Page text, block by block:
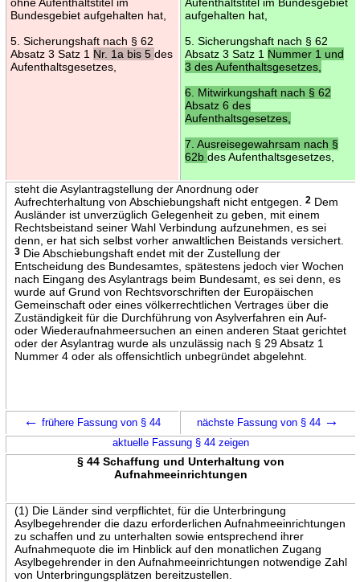
Bundesgebiet aufgehalten hat,
5. Sicherungshaft nach § 62
Absatz 3 Satz 1 Nr. 1a bis 5 des
Aufenthaltsgesetzes,
aufgehalten hat,
5. Sicherungshaft nach § 62
Absatz 3 Satz 1 Nummer 1 und
3 des Aufenthaltsgesetzes,
6. Mitwirkungshaft nach § 62
Absatz 6 des
Aufenthaltsgesetzes,
7. Ausreisegewahrsam nach §
62b des Aufenthaltsgesetzes,
steht die Asylantragstellung der Anordnung oder
Aufrechterhaltung von Abschiebungshaft nicht entgegen.
2Dem
Ausländer ist unverzüglich Gelegenheit zu geben, mit einem
Rechtsbeistand seiner Wahl Verbindung aufzunehmen, es sei
denn, er hat sich selbst vorher anwaltlichen Beistands versichert.
3Die Abschiebungshaft endet mit der Zustellung der
Entscheidung des Bundesamtes, spätestens jedoch vier Wochen
nach Eingang des Asylantrags beim Bundesamt, es sei denn, es
wurde auf Grund von Rechtsvorschriften der Europäischen
Gemeinschaft oder eines völkerrechtlichen Vertrages über die
Zuständigkeit für die Durchführung von Asylverfahren ein Auf-
oder Wiederaufnahmeersuchen an einen anderen Staat gerichtet
oder der Asylantrag wurde als unzulässig nach § 29 Absatz 1
Nummer 4 oder als offensichtlich unbegründet abgelehnt.
← frühere Fassung von § 44 nächste Fassung von § 44 →
aktuelle Fassung § 44 zeigen
§ 44 Schaffung und Unterhaltung von
Aufnahmeeinrichtungen
(1) Die Länder sind verpflichtet, für die Unterbringung
Asylbegehrender die dazu erforderlichen Aufnahmeeinrichtungen
zu schaffen und zu unterhalten sowie entsprechend ihrer
Aufnahmequote die im Hinblick auf den monatlichen Zugang
Asylbegehrender in den Aufnahmeeinrichtungen notwendige Zahl
von Unterbringungsplätzen bereitzustellen.